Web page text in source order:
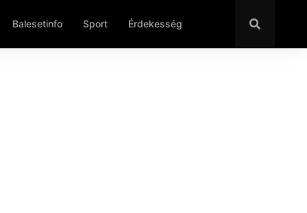
Balesetinfo Sport Érdekesség